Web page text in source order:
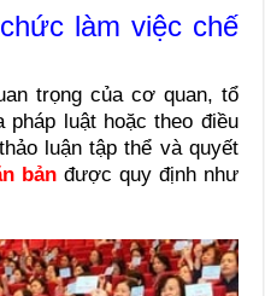
làm việc chế
trọng của cơ quan, tổ
luật hoặc theo điều
luận tập thể và quyết
bảnđược quy định như